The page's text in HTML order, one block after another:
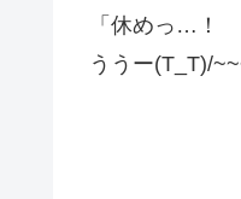
「休めっ…！
ううー(T_T)/